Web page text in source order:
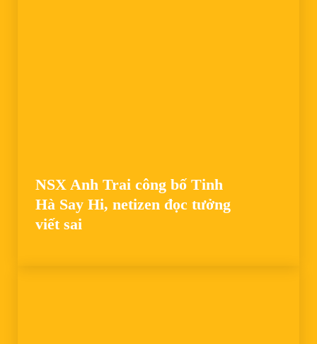
NSX Anh Trai công bố Tinh
Hà Say Hi, netizen đọc tưởng
viết sai